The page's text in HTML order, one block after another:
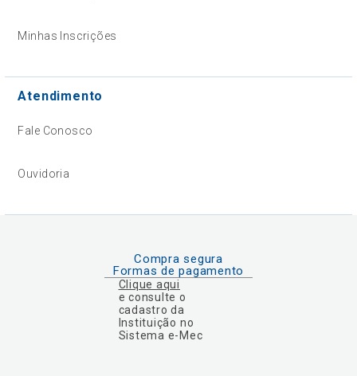
Minhas Inscrições
Atendimento
Fale Conosco
Ouvidoria
Compra segura
Formas de pagamento
Clique aqui
e consulte o
cadastro da
Instituição no
Sistema e-Mec